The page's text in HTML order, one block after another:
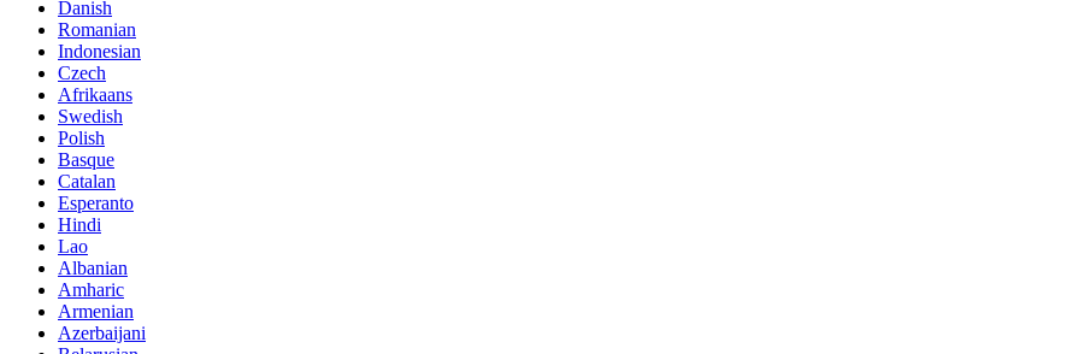
Danish
Romanian
Indonesian
Czech
Afrikaans
Swedish
Polish
Basque
Catalan
Esperanto
Hindi
Lao
Albanian
Amharic
Armenian
Azerbaijani